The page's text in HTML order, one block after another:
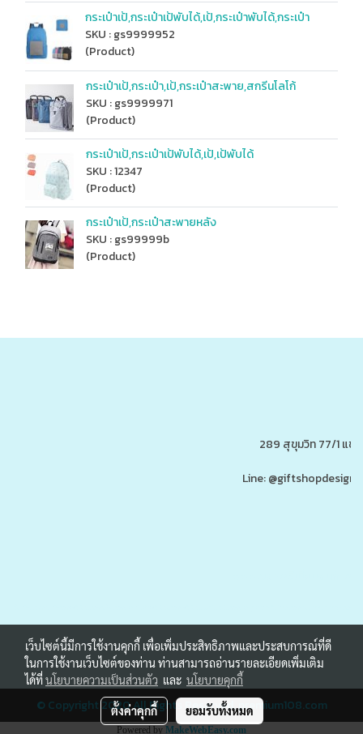
กระเป๋าเป้,กระเป๋าเป้พับได้,เป้,กระเป๋าพับได้,กระเป๋า
SKU : gs9999952
(Product)
กระเป๋าเป้,กระเป๋า,เป้,กระเป๋าสะพาย,สกรีนโลโก้
SKU : gs9999971
(Product)
กระเป๋าเป้,กระเป๋าเป้พับได้,เป้,เป้พับได้
SKU : 12347
(Product)
กระเป๋าเป้,กระเป๋าสะพายหลัง
SKU : gs99999b
(Product)
289 สุขุมวิท 77/1 แข
Line:
© Copyright 2020 All Rights Reserved.premium108.com
Powered by MakeWebEasy.com
เว็บไซต์นี้มีการใช้งานคุกกี้ เพื่อเพิ่มประสิทธิภาพและประสบการณ์ที่ดี
ในการใช้งานเว็บไซต์ของท่าน ท่านสามารถอ่านรายละเอียดเพิ่มเติม
ได้ที่นโยบายความเป็นส่วนตัว และ นโยบายคุกกี้
ตั้งค่าคุกกี้ ยอมรับทั้งหมด